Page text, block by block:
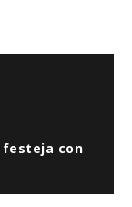
festeja con